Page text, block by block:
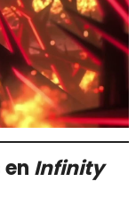
Infinity